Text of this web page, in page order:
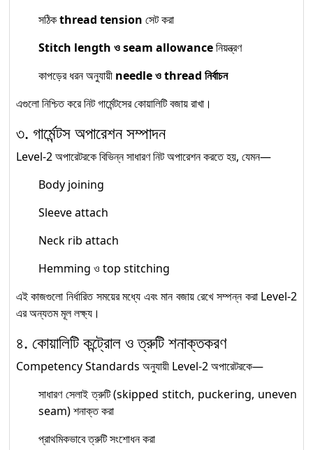
সঠিকthread tension সেট করা
Stitch length ও seam allowanceনিয়ন্ত্রণ
কাপড়ের ধরন অনুযায়ী needle ও thread নির্বাচন
এগুলো নিশ্চিত করে নিট গার্মেন্টসের কোয়ালিটি বজায় রাখা।
৩. গার্মেন্টস অপারেশন সম্পাদন
Level-2 অপারেটরকে বিভিন্ন সাধারণ নিট অপারেশন করতে হয়, যেমন—
Body joining
Sleeve attach
Neck rib attach
Hemming ও top stitching
এই কাজগুলো নির্ধারিত সময়ের মধ্যে এবং মান বজায় রেখে সম্পন্ন করা Level-2
এর অন্যতম মূল লক্ষ্য।
৪. কোয়ালিটি কন্ট্রোল ও ত্রুটি শনাক্তকরণ
Competency Standards অনুযায়ী Level-2 অপারেটরকে—
সাধারণ সেলাই ত্রুটি (skipped stitch, puckering, uneven
seam) শনাক্ত করা
প্রাথমিকভাবে ত্রুটি সংশোধন করা